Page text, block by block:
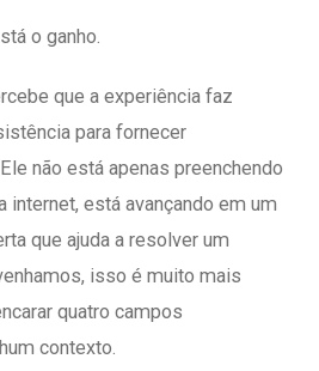
o ganho.
que a experiência faz
para fornecer
não está apenas preenchendo
internet, está avançando em um
que ajuda a resolver um
isso é muito mais
quatro campos
contexto.